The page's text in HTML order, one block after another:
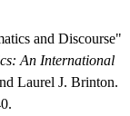
and Discourse"
An International
Laurel J. Brinton.